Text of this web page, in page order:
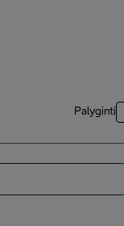
Palyginti